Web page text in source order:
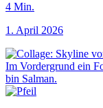
4 Min.
1. April 2026